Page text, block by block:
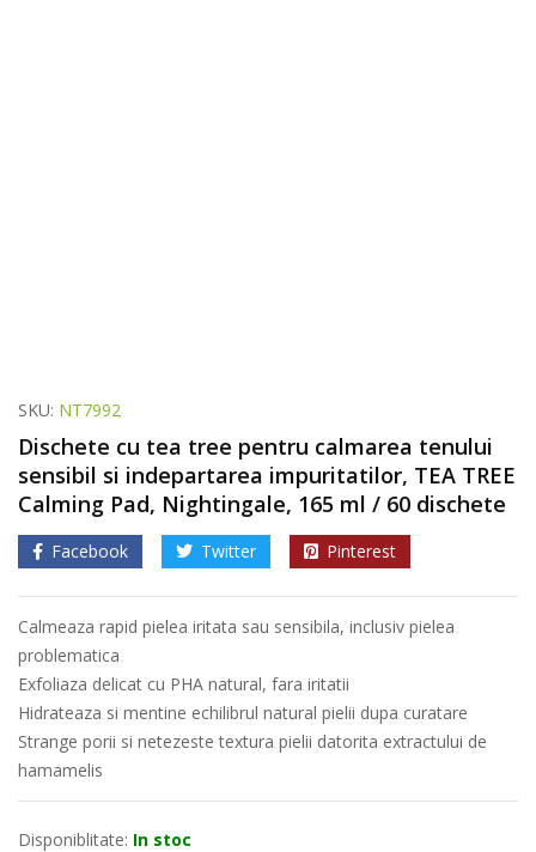
SKU: NT7992
Dischete cu tea tree pentru calmarea tenului
sensibil si indepartarea impuritatilor, TEA TREE
Calming Pad, Nightingale, 165 ml / 60 dischete
Facebook Twitter Pinterest
Calmeaza rapid pielea iritata sau sensibila, inclusiv pielea
problematica
Exfoliaza delicat cu PHA natural, fara iritatii
Hidrateaza si mentine echilibrul natural pielii dupa curatare
Strange porii si netezeste textura pielii datorita extractului de
hamamelis
Disponiblitate: In stoc